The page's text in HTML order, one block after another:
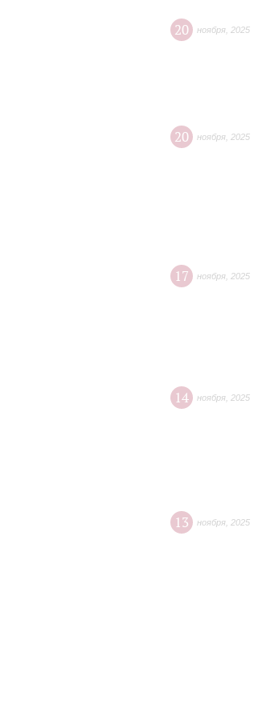
20 ноября 2025
20 ноября 2025
17 ноября 2025
14 ноября 2025
13 ноября 2025